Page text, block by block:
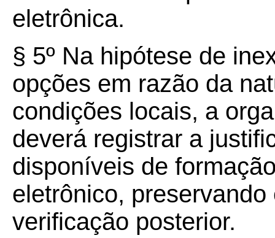
eletrônica.
§ 5º Na hipótese de
opções em razão da
condições locais, a
deverá registrar a
disponíveis de
eletrônico,
verificação posterior.